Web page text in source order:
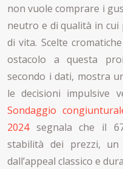
non vuole comprare i
neutro e di qualità in
di vita. Scelte
ostacolo a questa
secondo i dati, mostra
le decisioni impulsive
Sondaggio
2024segnala che il
stabilità dei prezzi,
dall’appeal classico e